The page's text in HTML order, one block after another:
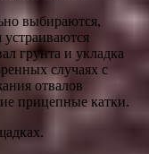
выбираются,
грунта и укладка
случаях с
отвалов
прицепные катки.